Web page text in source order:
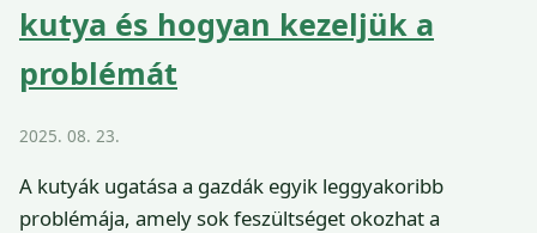
kutya és hogyan kezeljük a
problémát
2025. 08. 23.
A kutyák ugatása a gazdák egyik leggyakoribb
problémája, amely sok feszültséget okozhat a